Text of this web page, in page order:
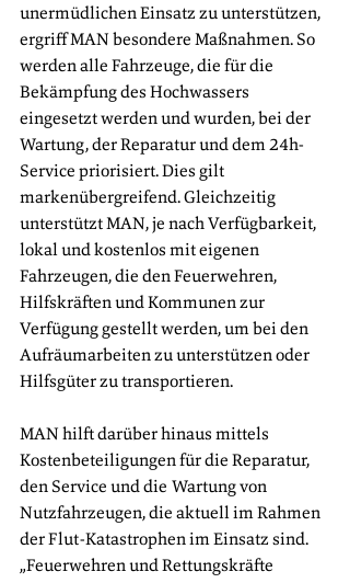
unermüdlichen Einsatz zu unterstützen,
ergriff MAN besondere Maßnahmen. So
werden alle Fahrzeuge, die für die
Bekämpfung des Hochwassers
eingesetzt werden und wurden, bei der
Wartung, der Reparatur und dem 24h-
Service priorisiert. Dies gilt
markenübergreifend. Gleichzeitig
unterstützt MAN, je nach Verfügbarkeit,
lokal und kostenlos mit eigenen
Fahrzeugen, die den Feuerwehren,
Hilfskräften und Kommunen zur
Verfügung gestellt werden, um bei den
Aufräumarbeiten zu unterstützen oder
Hilfsgüter zu transportieren.
MAN hilft darüber hinaus mittels
Kostenbeteiligungen für die Reparatur,
den Service und die Wartung von
Nutzfahrzeugen, die aktuell im Rahmen
der Flut-Katastrophen im Einsatz sind.
„Feuerwehren und Rettungskräfte